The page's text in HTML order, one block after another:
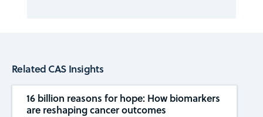
Related CAS Insights
16 billion reasons for hope: How biomarkers
are reshaping cancer outcomes